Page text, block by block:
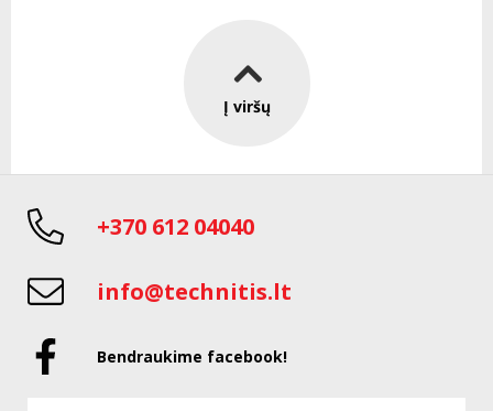
Į viršų
+370 612 04040
info@technitis.lt
Bendraukime facebook!